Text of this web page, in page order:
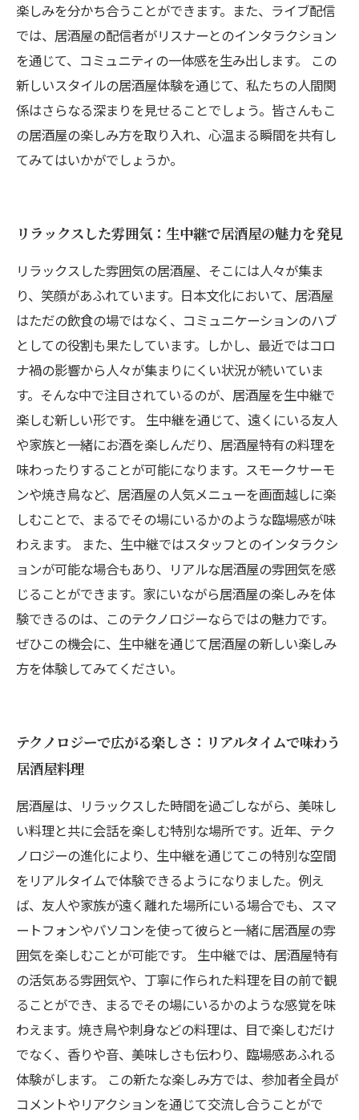
楽しみを分かち合うことができます。また、ライブ配信
では、居酒屋の配信者がリスナーとのインタラクション
を通じて、コミュニティの一体感を生み出します。 この
新しいスタイルの居酒屋体験を通じて、私たちの人間関
係はさらなる深まりを見せることでしょう。皆さんもこ
の居酒屋の楽しみ方を取り入れ、心温まる瞬間を共有し
てみてはいかがでしょうか。
リラックスした雰囲気：生中継で居酒屋の魅力を発見
リラックスした雰囲気の居酒屋、そこには人々が集ま
り、笑顔があふれています。日本文化において、居酒屋
はただの飲食の場ではなく、コミュニケーションのハブ
としての役割も果たしています。しかし、最近ではコロ
ナ禍の影響から人々が集まりにくい状況が続いていま
す。そんな中で注目されているのが、居酒屋を生中継で
楽しむ新しい形です。 生中継を通じて、遠くにいる友人
や家族と一緒にお酒を楽しんだり、居酒屋特有の料理を
味わったりすることが可能になります。スモークサーモ
ンや焼き鳥など、居酒屋の人気メニューを画面越しに楽
しむことで、まるでその場にいるかのような臨場感が味
わえます。 また、生中継ではスタッフとのインタラクシ
ョンが可能な場合もあり、リアルな居酒屋の雰囲気を感
じることができます。家にいながら居酒屋の楽しみを体
験できるのは、このテクノロジーならではの魅力です。
ぜひこの機会に、生中継を通じて居酒屋の新しい楽しみ
方を体験してみてください。
テクノロジーで広がる楽しさ：リアルタイムで味わう
居酒屋料理
居酒屋は、リラックスした時間を過ごしながら、美味し
い料理と共に会話を楽しむ特別な場所です。近年、テク
ノロジーの進化により、生中継を通じてこの特別な空間
をリアルタイムで体験できるようになりました。例え
ば、友人や家族が遠く離れた場所にいる場合でも、スマ
ートフォンやパソコンを使って彼らと一緒に居酒屋の雰
囲気を楽しむことが可能です。 生中継では、居酒屋特有
の活気ある雰囲気や、丁寧に作られた料理を目の前で観
ることができ、まるでその場にいるかのような感覚を味
わえます。焼き鳥や刺身などの料理は、目で楽しむだけ
でなく、香りや音、美味しさも伝わり、臨場感あふれる
体験がします。 この新たな楽しみ方では、参加者全員が
コメントやリアクションを通じて交流し合うことがで